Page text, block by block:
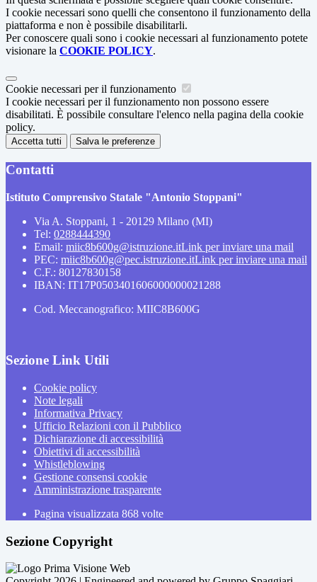
I cookie necessari sono quelli che consentono il funzionamento della
piattaforma e non è possibile disabilitarli.
Per conoscere quali sono i cookie necessari al funzionamento potete
visionare la COOKIE POLICY.
Cookie necessari per il funzionamento
I cookie necessari per il funzionamento non possono essere
disabilitati. È possibile consultare l'elenco nella pagina della cookie
policy.
Accetta tutti Salva le preferenze
Contatti
Istituto Comprensivo Statale "Antonio Stoppani"
Via A. Stoppani, 1 - 20129 Milano (MI)
Tel: 0288444390
Email: miic8b600g@istruzione.itLink per inviare una mail
PEC: miic8b600g@pec.istruzione.itLink per inviare una mail
C.F.: 80127830158
IBAN: IT17P0503401606000000021288
Cod. Meccanografico: MIIC8B600G
Sezione Link Utili
Cookie policy
Note legali
Informativa Privacy
Ufficio Relazioni con il Pubblico
Dichiarazione di accessibilità
Obiettivi di accessibilità
Whistleblowing
Gestione consensi cookie
Amministrazione trasparente
Pagina visualizzata 868 volte
Sezione Copyright